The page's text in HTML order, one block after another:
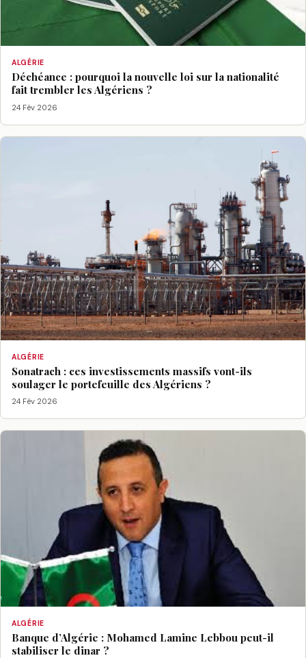
ALGÉRIE
Déchéance : pourquoi la nouvelle loi sur la nationalité
fait trembler les Algériens ?
24 Fév 2026
ALGÉRIE
Sonatrach : ces investissements massifs vont-ils
soulager le portefeuille des Algériens ?
24 Fév 2026
ALGÉRIE
Banque d’Algérie : Mohamed Lamine Lebbou peut-il
stabiliser le dinar ?